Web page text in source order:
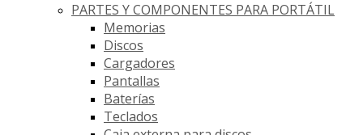
PARTES Y COMPONENTES PARA PORTÁTIL
Memorias
Discos
Cargadores
Pantallas
Baterías
Teclados